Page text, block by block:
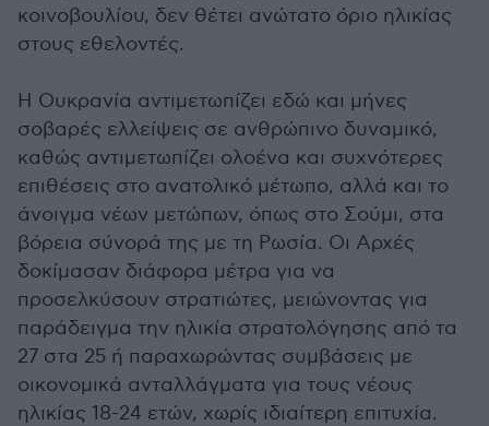
κοινοβουλίου, δεν θέτει ανώτατο όριο ηλικίας
στους εθελοντές.
Η Ουκρανία αντιμετωπίζει εδώ και μήνες
σοβαρές ελλείψεις σε ανθρώπινο δυναμικό,
καθώς αντιμετωπίζει ολοένα και συχνότερες
επιθέσεις στο ανατολικό μέτωπο, αλλά και το
άνοιγμα νέων μετώπων, όπως στο Σούμι, στα
βόρεια σύνορά της με τη Ρωσία. Οι Aρχές
δοκίμασαν διάφορα μέτρα για να
προσελκύσουν στρατιώτες, μειώνοντας για
παράδειγμα την ηλικία στρατολόγησης από τα
27 στα 25 ή παραχωρώντας συμβάσεις με
οικονομικά ανταλλάγματα για τους νέους
ηλικίας 18-24 ετών, χωρίς ιδιαίτερη επιτυχία.